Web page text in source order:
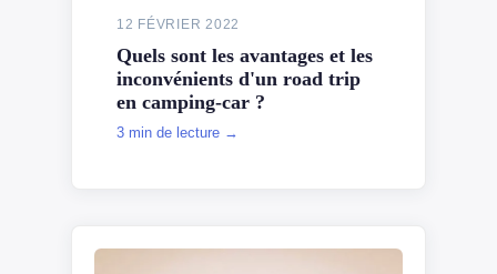
12 FÉVRIER 2022
Quels sont les avantages et les
inconvénients d'un road trip
en camping-car ?
3 min de lecture →